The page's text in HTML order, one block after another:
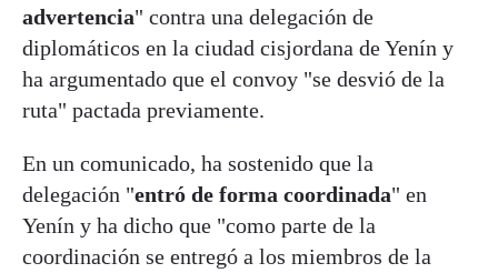
advertencia" contra una delegación de
diplomáticos en la ciudad cisjordana de Yenín y
ha argumentado que el convoy "se desvió de la
ruta" pactada previamente.
En un comunicado, ha sostenido que la
delegación "entró de forma coordinada" en
Yenín y ha dicho que "como parte de la
coordinación se entregó a los miembros de la